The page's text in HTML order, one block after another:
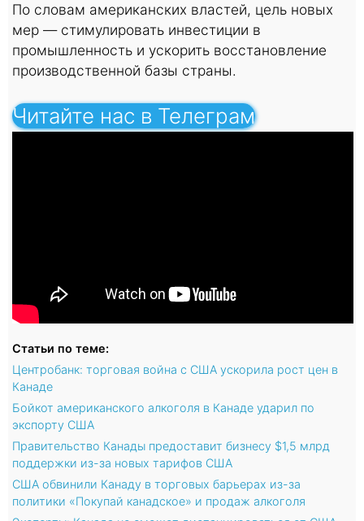
По словам американских властей, цель новых
мер — стимулировать инвестиции в
промышленность и ускорить восстановление
производственной базы страны.
Читайте нас в Телеграм
Статьи по теме:
Центробанк: торговая война с США ускорила рост цен в
Канаде
Бойкот американского алкоголя в Канаде ударил по
экспорту США
Правительство Канады предоставит бизнесу $1,5 млрд
поддержки из-за новых тарифов США
США обвинили Канаду в торговых барьерах из-за
политики «Покупай канадское» и продаж алкоголя